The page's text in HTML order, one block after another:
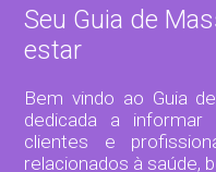
Seu Guia de
estar
Bem vindo ao Guia
dedicada a
clientes e
relacionados à saúde,